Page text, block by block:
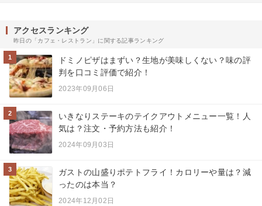
アクセスランキング
昨日の「カフェ・レストラン」に関する記事ランキング
1
ドミノピザはまずい？生地が美味しくない？味の評
判を口コミ評価で紹介！
2023年09月06日
2
いきなりステーキのテイクアウトメニュー一覧！人
気は？注文・予約方法も紹介！
2024年09月03日
3
ガストの山盛りポテトフライ！カロリーや量は？減
ったのは本当？
2024年12月02日